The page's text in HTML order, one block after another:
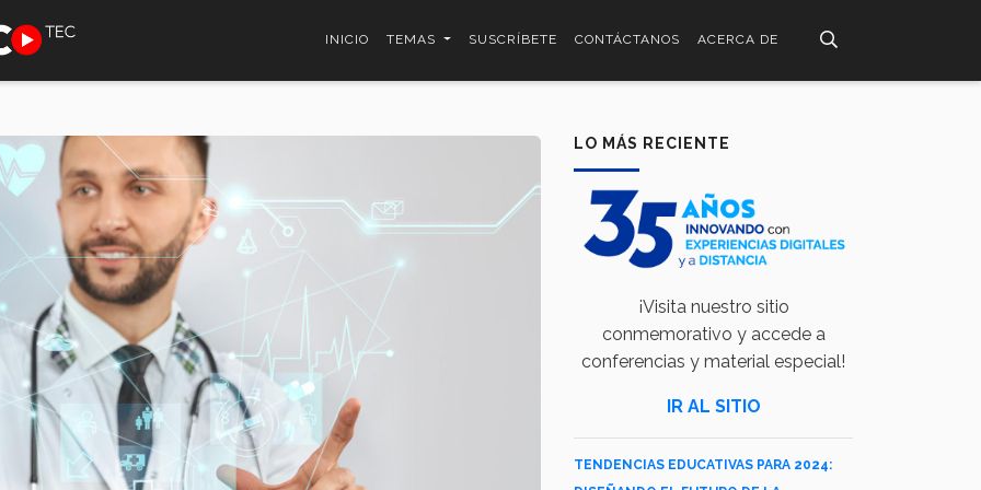
INICIO TEMAS SUSCRÍBETE CONTÁCTANOS ACERCA DE
LO MÁS RECIENTE
¡Visita nuestro sitio
conmemorativo y accede a
conferencias y material especial!
IR AL SITIO
TENDENCIAS EDUCATIVAS PARA 2024: